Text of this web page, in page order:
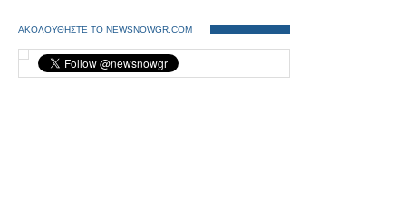
ΑΚΟΛΟΥΘΗΣΤΕ ΤΟ NEWSNOWGR.COM